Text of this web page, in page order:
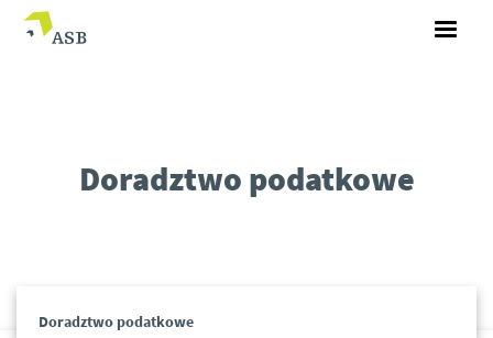
Doradztwo podatkowe
Doradztwo podatkowe